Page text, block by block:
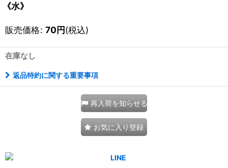
《水》
販売価格: 70円(税込)
在庫なし
返品特約に関する重要事項
再入荷を知らせる
お気に入り登録